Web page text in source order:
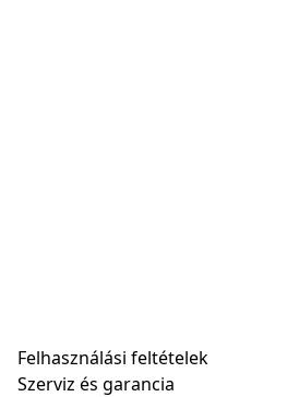
Felhasználási feltételek
Szerviz és garancia